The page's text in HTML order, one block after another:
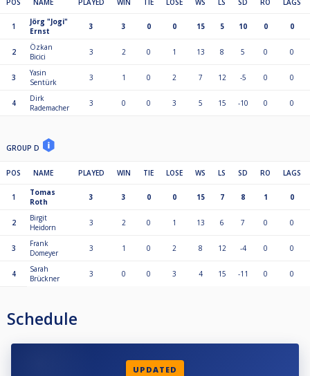
POS NAME PLAYED WIN TIE LOSE WS LS SD RO LAGS
1
Jörg "Jogi"
Ernst
3 3 0 0 15 5 10 0 0
2
Özkan
Bicici
3 2 0 1 13 8 5 0 0
3
Yasin
Sentürk
3 1 0 2 7 12 -5 0 0
4
Dirk
Rademacher
3 0 0 3 5 15 -10 0 0
GROUP D
POS NAME PLAYED WIN TIE LOSE WS LS SD RO LAGS
1
Tomas
Roth
3 3 0 0 15 7 8 1 0
2
Birgit
Heidorn
3 2 0 1 13 6 7 0 0
3
Frank
Domeyer
3 1 0 2 8 12 -4 0 0
4
Sarah
Brückner
3 0 0 3 4 15 -11 0 0
Schedule
UPDATED